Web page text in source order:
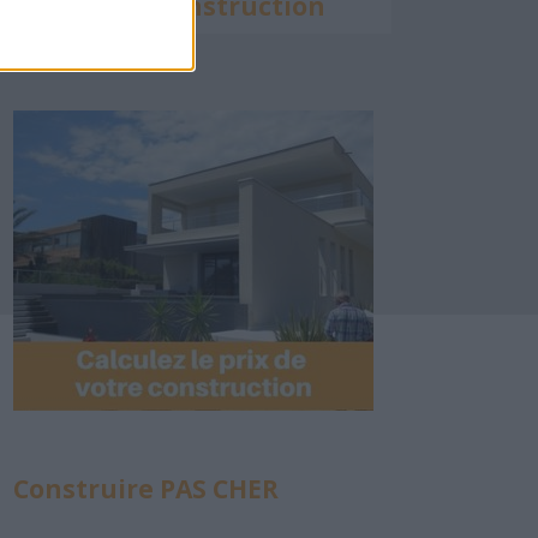
Construire PAS CHER